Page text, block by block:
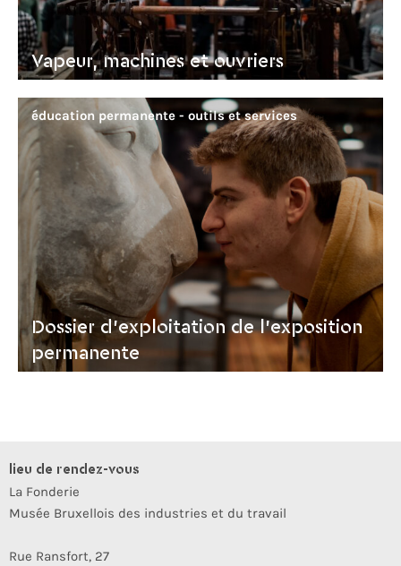
Vapeur, machines et ouvriers
éducation permanente - outils et services
Dossier d'exploitation de l'exposition
permanente
lieu de rendez-vous
La Fonderie
Musée Bruxellois des industries et du travail
Rue Ransfort, 27